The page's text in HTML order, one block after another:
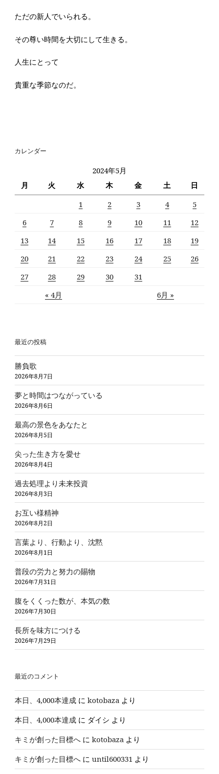
ただの新人でいられる。
その尊い時間を大切にして生きる。
人生にとって
貴重な季節なのだ。
カレンダー
2024年5月
月
火 水 木 金 土 日
« 4月 6月 »
1 2 3 4
5
6
7 8 9 10 11
12
13
14 15 16 17 18
19
20
21 22 23 24 25
26
27
28 29 30 31
最近の投稿
勝負歌
2026年8月7日
夢と時間はつながっている
2026年8月6日
最高の景色をあなたと
2026年8月5日
尖った生き方を愛せ
2026年8月4日
過去処理より未来投資
2026年8月3日
お互い様精神
2026年8月2日
言葉より、行動より、沈黙
2026年8月1日
普段の労力と努力の賜物
2026年7月31日
腹をくくった数が、本気の数
2026年7月30日
長所を味方につける
2026年7月29日
最近のコメント
本日、4,000本達成 に kotobaza より
本日、4,000本達成 に ダイシ より
キミが創った目標へ に kotobaza より
キミが創った目標へ に until600331 より